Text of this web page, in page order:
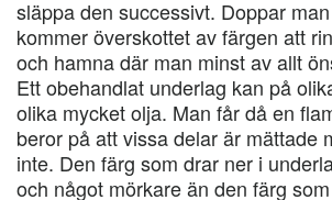
släppa den successivt. Doppar
kommer överskottet av färgen att
och hamna där man minst av allt
Ett obehandlat underlag kan på
olika mycket olja. Man får då en
beror på att vissa delar är mättade
inte. Den färg som drar ner i
och något mörkare än den färg